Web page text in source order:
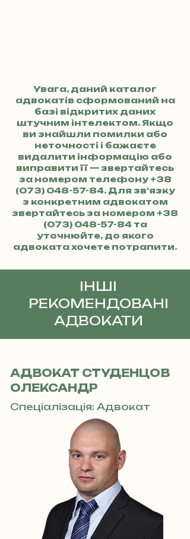
Увага, даний каталог
адвокатів сформований на
базі відкритих даних
штучним інтелектом. Якщо
ви знайшли помилки або
неточності і бажаєте
видалити інформацію або
виправити її — звертайтесь
за номером телефону +38
(073) 048-57-84. Для зв'язку
з конкретним адвокатом
звертайтесь за номером +38
(073) 048-57-84та
уточнюйте, до якого
адвоката хочете потрапити.
ІНШІ
РЕКОМЕНДОВАНІ
АДВОКАТИ
АДВОКАТ СТУДЕНЦОВ
ОЛЕКСАНДР
Спеціалізація: Адвокат